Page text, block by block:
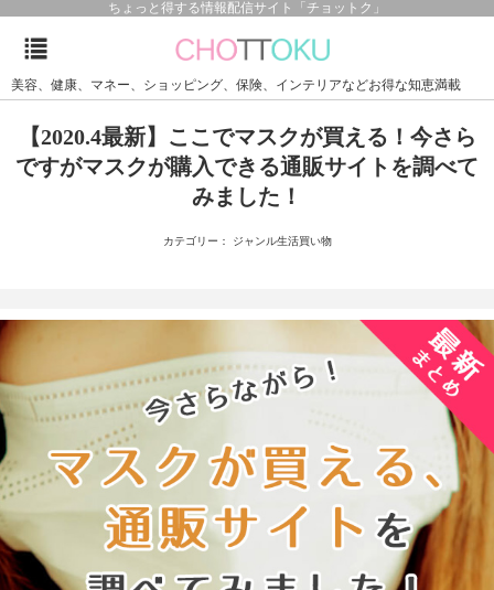
ちょっと得する情報配信サイト「チョットク」
美容、健康、マネー、ショッピング、保険、インテリアなどお得な知恵満載
【2020.4最新】ここでマスクが買える！今さら
ですがマスクが購入できる通販サイトを調べて
みました！
カテゴリー： ジャンル生活買い物